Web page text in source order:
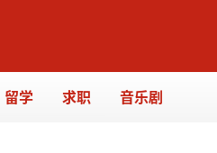
留学 求职 音乐剧